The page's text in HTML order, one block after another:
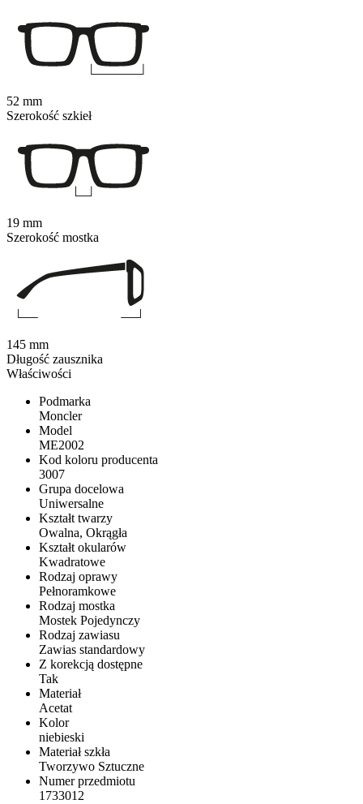
Właściwości
Podmarka
Moncler
Model
ME2002
Kod koloru producenta
3007
Grupa docelowa
Uniwersalne
Kształt twarzy
Owalna, Okrągła
Kształt okularów
Kwadratowe
Rodzaj oprawy
Pełnoramkowe
Rodzaj mostka
Mostek Pojedynczy
Rodzaj zawiasu
Zawias standardowy
Z korekcją dostępne
Tak
Materiał
Acetat
Kolor
niebieski
Materiał szkła
Tworzywo Sztuczne
Numer przedmiotu
1733012
52 mm
Szerokość szkieł
19 mm
Szerokość mostka
145 mm
Długość zausznika